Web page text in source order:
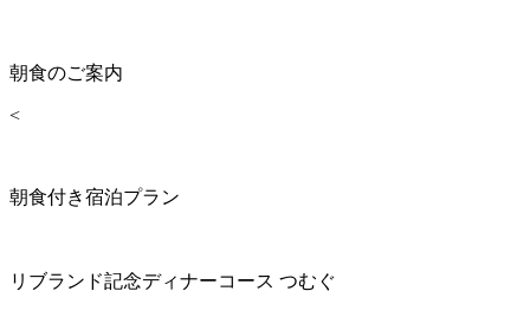
朝食のご案内
<
朝食付き宿泊プラン
リブランド記念ディナーコース つむぐ